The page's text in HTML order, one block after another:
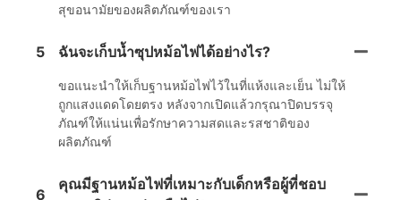
สุขอนามัยของผลิตภัณฑ์ของเรา
5 ฉันจะเก็บน้ำซุปหม้อไฟได้อย่างไร?
ขอแนะนำให้เก็บฐานหม้อไฟไว้ในที่แห้งและเย็น ไม่ให้
ถูกแสงแดดโดยตรง หลังจากเปิดแล้วกรุณาปิดบรรจุ
ภัณฑ์ให้แน่นเพื่อรักษาความสดและรสชาติของ
ผลิตภัณฑ์
6
คุณมีฐานหม้อไฟที่เหมาะกับเด็กหรือผู้ที่ชอบ